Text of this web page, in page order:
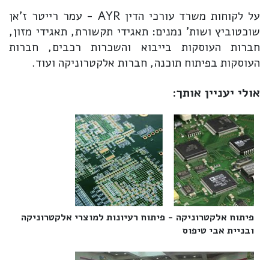
על לקוחות משרד עורכי הדין AYR - עמר רייטר ז'אן
שוכטוביץ ושות' נמנים: תאגידי תקשורת, תאגידי מזון,
חברות העוסקות בייבוא והשכרות רכבים, חברות
העוסקות בפיתוח תוכנה, חברות אלקטרוניקה ועוד.
אולי יעניין אותך:
פיתוח אלקטרוניקה - פיתוח רעיונות למוצרי אלקטרוניקה
ובניית אבי טיפוס‎